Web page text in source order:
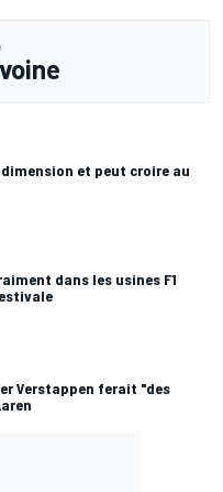
dimension et peut croire au
dans les usines F1
Verstappen ferait "des